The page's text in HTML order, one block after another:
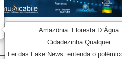
Amazônia: Floresta D`Água
Cidadezinha Qualquer
Lei das Fake News: entenda o